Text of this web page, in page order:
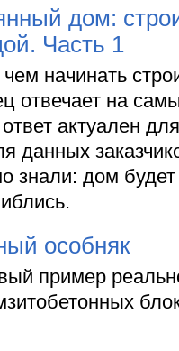
дом:
Часть 1
начинать
отвечает на
актуален
данных
знали: дом
особняк
пример